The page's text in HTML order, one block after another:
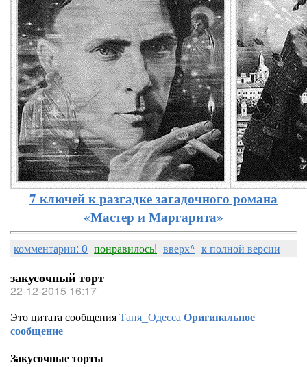
7 ключей к разгадке загадочного романа
«Мастер и Маргарита»
комментарии: 0 понравилось! вверх^ к полной версии
закусочный торт
22-12-2015 16:17
Это цитата сообщенияТаня_ОдессаОригинальное
сообщение
Закусочные торты